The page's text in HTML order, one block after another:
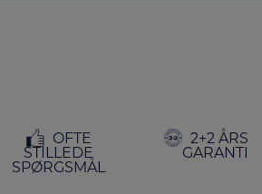
OFTE
STILLEDE
SPØRGSMÅL
2+2 ÅRS
GARANTI